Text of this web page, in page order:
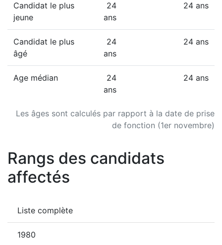
Les âges sont calculés par rapport à la date de prise
de fonction (1er novembre)
Candidat le plus
jeune
24
ans
24 ans
Candidat le plus
âgé
24
ans
24 ans
Age médian
24
ans
24 ans
Rangs des candidats
affectés
Liste complète
1980